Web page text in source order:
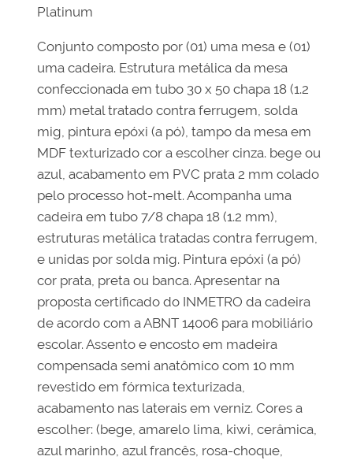
Platinum
Conjunto composto por (01) uma mesa e (01)
uma cadeira. Estrutura metálica da mesa
confeccionada em tubo 30 x 50 chapa 18 (1.2
mm) metal tratado contra ferrugem, solda
mig, pintura epóxi (a pó), tampo da mesa em
MDF texturizado cor a escolher cinza. bege ou
azul, acabamento em PVC prata 2 mm colado
pelo processo hot-melt. Acompanha uma
cadeira em tubo 7/8 chapa 18 (1.2 mm),
estruturas metálica tratadas contra ferrugem,
e unidas por solda mig. Pintura epóxi (a pó)
cor prata, preta ou banca. Apresentar na
proposta certificado do INMETRO da cadeira
de acordo com a ABNT 14006 para mobiliário
escolar. Assento e encosto em madeira
compensada semi anatômico com 10 mm
revestido em fórmica texturizada,
acabamento nas laterais em verniz. Cores a
escolher: (bege, amarelo lima, kiwi, cerâmica,
azul marinho, azul francês, rosa-choque,